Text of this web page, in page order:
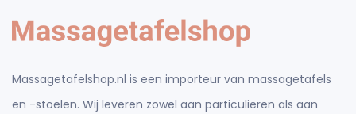
Massagetafelshop.nl is een importeur van massagetafels
en -stoelen. Wij leveren zowel aan particulieren als aan